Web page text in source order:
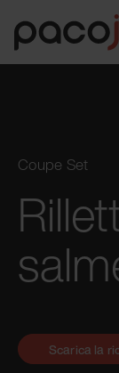
Coupe Set
Scarica la